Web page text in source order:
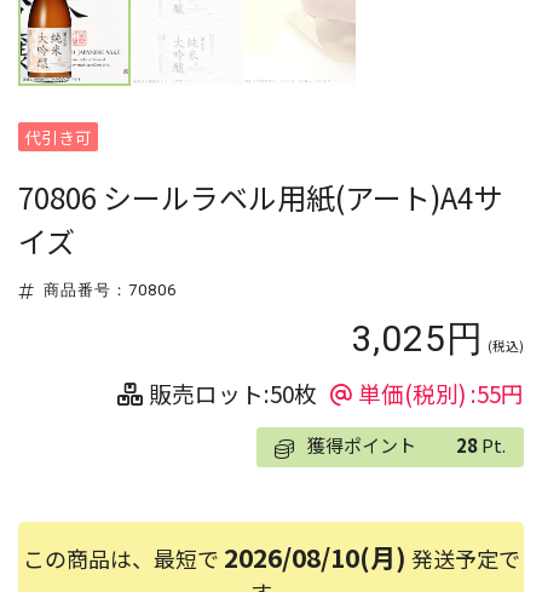
代引き可
70806 シールラベル用紙(アート)A4サ
イズ
商品番号：70806
3,025円 (税込)
販売ロット:50枚 単価(税別) :55円
獲得ポイント 28Pt.
この商品は、最短で 2026/08/10(月) 発送予定で